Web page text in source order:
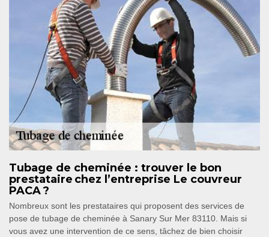
Tubage de cheminée : trouver le bon
prestataire chez l’entreprise Le couvreur
PACA ?
Nombreux sont les prestataires qui proposent des services de
pose de tubage de cheminée à Sanary Sur Mer 83110. Mais si
vous avez une intervention de ce sens, tâchez de bien choisir